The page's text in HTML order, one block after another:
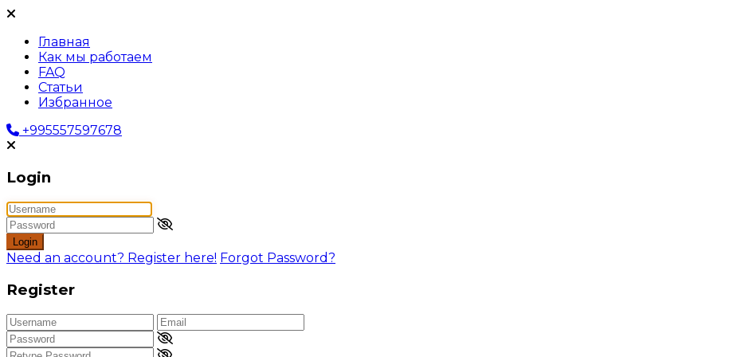
Главная
Как мы работаем
FAQ
Статьи
Избранное
+995557597678
Login
Login
Need an account? Register here! Forgot Password?
Register